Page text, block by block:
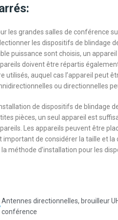
les grandes salles de conférence
les dispositifs de blindage
puissance sont choisis, un
doivent être répartis
utilisés, auquel cas l’appareil peut
ou directionnelles
de dispositifs de blindage
pièces, un seul appareil est
Les appareils peuvent être
important de considérer la taille et
la méthode d’installation pour les
Antennes directionnelles, brouilleur
conférence